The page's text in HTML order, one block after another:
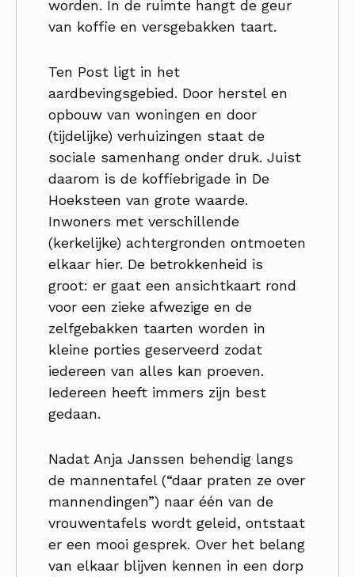
worden. In de ruimte hangt de geur
van koffie en versgebakken taart.
Ten Post ligt in het
aardbevingsgebied. Door herstel en
opbouw van woningen en door
(tijdelijke) verhuizingen staat de
sociale samenhang onder druk. Juist
daarom is de koffiebrigade in De
Hoeksteen van grote waarde.
Inwoners met verschillende
(kerkelijke) achtergronden ontmoeten
elkaar hier. De betrokkenheid is
groot: er gaat een ansichtkaart rond
voor een zieke afwezige en de
zelfgebakken taarten worden in
kleine porties geserveerd zodat
iedereen van alles kan proeven.
Iedereen heeft immers zijn best
gedaan.
Nadat Anja Janssen behendig langs
de mannentafel (“daar praten ze over
mannendingen”) naar één van de
vrouwentafels wordt geleid, ontstaat
er een mooi gesprek. Over het belang
van elkaar blijven kennen in een dorp